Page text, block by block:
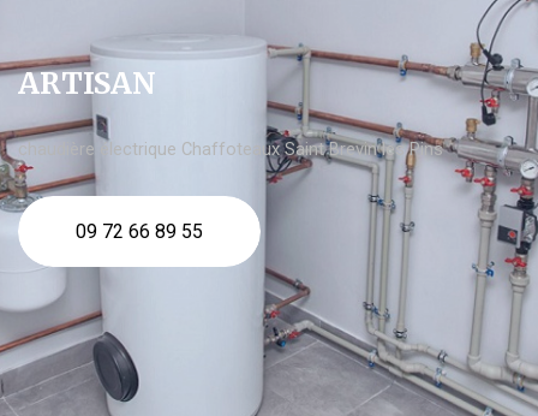
ARTISAN
chaudière électrique Chaffoteaux Saint Brevin les Pins
09 72 66 89 55